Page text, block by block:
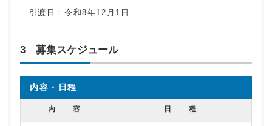
引渡日：令和8年12月1日
3 募集スケジュール
内容・日程
内 容 日 程